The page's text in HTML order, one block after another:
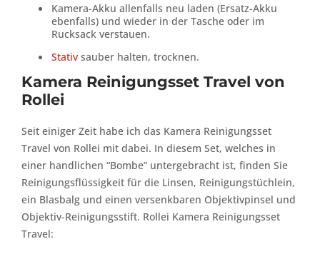
Kamera-Akku allenfalls neu laden (Ersatz-Akku
ebenfalls) und wieder in der Tasche oder im
Rucksack verstauen.
Stativ sauber halten, trocknen.
Kamera Reinigungsset Travel von
Rollei
Seit einiger Zeit habe ich das Kamera Reinigungsset
Travel von Rollei mit dabei. In diesem Set, welches in
einer handlichen “Bombe” untergebracht ist, finden Sie
Reinigungsflüssigkeit für die Linsen, Reinigungstüchlein,
ein Blasbalg und einen versenkbaren Objektivpinsel und
Objektiv-Reinigungsstift. Rollei Kamera Reinigungsset
Travel: